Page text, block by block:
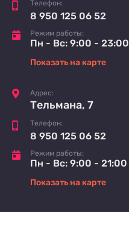
Телефон:
8 950 125 06 52
Режим работы:
Пн - Вс: 9:00 - 23:00
Показать на карте
Адрес:
Тельмана, 7
Телефон:
8 950 125 06 52
Режим работы:
Пн - Вс: 9:00 - 21:00
Показать на карте